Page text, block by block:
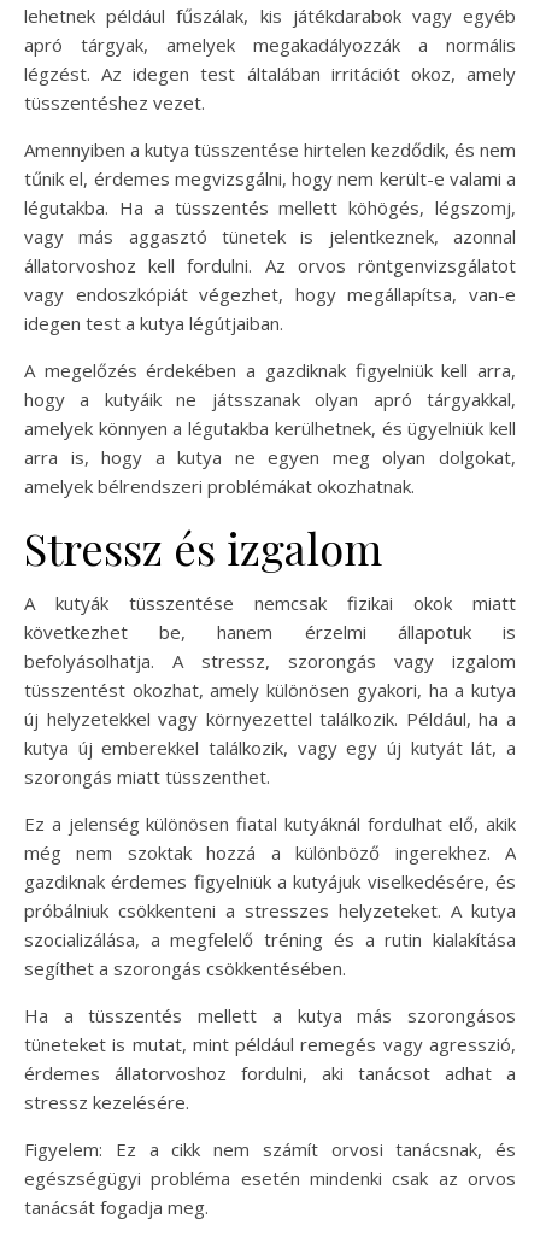
lehetnek például fűszálak, kis játékdarabok vagy egyéb
apró tárgyak, amelyek megakadályozzák a normális
légzést. Az idegen test általában irritációt okoz, amely
tüsszentéshez vezet.
Amennyiben a kutya tüsszentése hirtelen kezdődik, és nem
tűnik el, érdemes megvizsgálni, hogy nem került-e valami a
légutakba. Ha a tüsszentés mellett köhögés, légszomj,
vagy más aggasztó tünetek is jelentkeznek, azonnal
állatorvoshoz kell fordulni. Az orvos röntgenvizsgálatot
vagy endoszkópiát végezhet, hogy megállapítsa, van-e
idegen test a kutya légútjaiban.
A megelőzés érdekében a gazdiknak figyelniük kell arra,
hogy a kutyáik ne játsszanak olyan apró tárgyakkal,
amelyek könnyen a légutakba kerülhetnek, és ügyelniük kell
arra is, hogy a kutya ne egyen meg olyan dolgokat,
amelyek bélrendszeri problémákat okozhatnak.
Stressz és izgalom
A kutyák tüsszentése nemcsak fizikai okok miatt
következhet be, hanem érzelmi állapotuk is
befolyásolhatja. A stressz, szorongás vagy izgalom
tüsszentést okozhat, amely különösen gyakori, ha a kutya
új helyzetekkel vagy környezettel találkozik. Például, ha a
kutya új emberekkel találkozik, vagy egy új kutyát lát, a
szorongás miatt tüsszenthet.
Ez a jelenség különösen fiatal kutyáknál fordulhat elő, akik
még nem szoktak hozzá a különböző ingerekhez. A
gazdiknak érdemes figyelniük a kutyájuk viselkedésére, és
próbálniuk csökkenteni a stresszes helyzeteket. A kutya
szocializálása, a megfelelő tréning és a rutin kialakítása
segíthet a szorongás csökkentésében.
Ha a tüsszentés mellett a kutya más szorongásos
tüneteket is mutat, mint például remegés vagy agresszió,
érdemes állatorvoshoz fordulni, aki tanácsot adhat a
stressz kezelésére.
Figyelem: Ez a cikk nem számít orvosi tanácsnak, és
egészségügyi probléma esetén mindenki csak az orvos
tanácsát fogadja meg.